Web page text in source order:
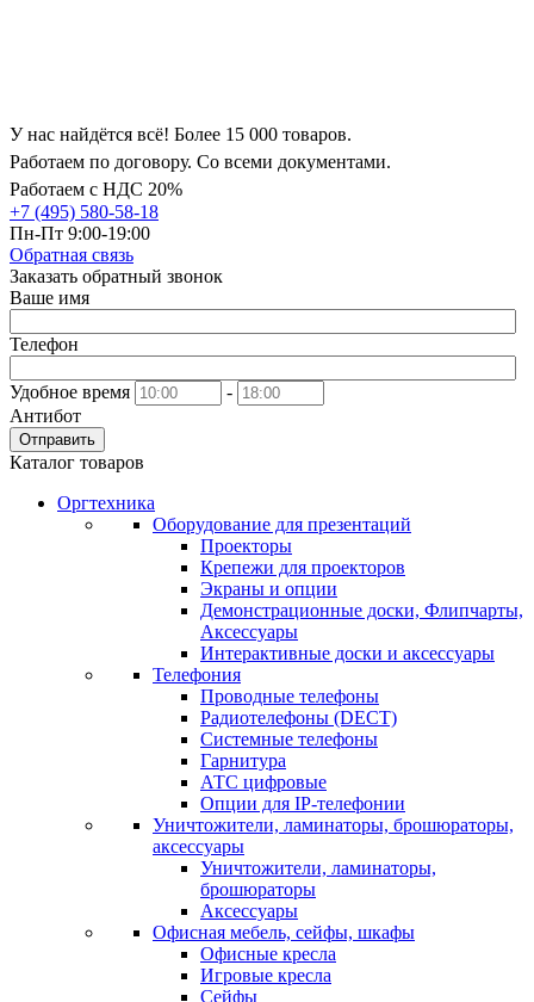
У нас найдётся всё! Более 15 000 товаров.
Работаем по договору. Со всеми документами.
Работаем с НДС 20%
+7 (495) 580-58-18
Пн-Пт 9:00-19:00
Обратная связь
Заказать обратный звонок
Ваше имя
Телефон
Удобное время
-
Антибот
Отправить
Каталог товаров
Оргтехника
Оборудование для презентаций
Проекторы
Крепежи для проекторов
Экраны и опции
Демонстрационные доски, Флипчарты,
Аксессуары
Интерактивные доски и аксессуары
Телефония
Проводные телефоны
Радиотелефоны (DECT)
Системные телефоны
Гарнитура
АТС цифровые
Опции для IP-телефонии
Уничтожители, ламинаторы, брошюраторы,
аксессуары
Уничтожители, ламинаторы,
брошюраторы
Аксессуары
Офисная мебель, сейфы, шкафы
Офисные кресла
Игровые кресла
Сейфы